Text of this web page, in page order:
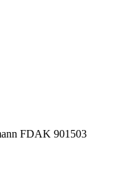
FDAK 901503